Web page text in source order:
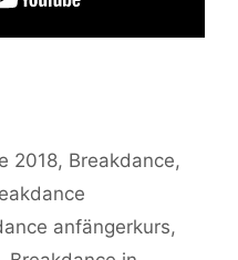
2018, Breakdance,
anfängerkurs,